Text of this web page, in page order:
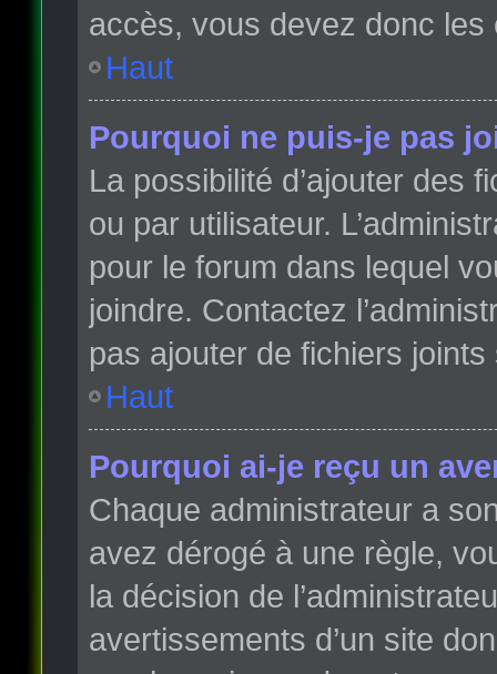
accès, vous devez donc les
Haut
Pourquoi ne puis-je pas
La possibilité d’ajouter des
ou par utilisateur.
pour le forum dans lequel
joindre. Contactez
pas ajouter de fichiers
Haut
Pourquoi ai-je reçu un
Chaque administrateur a
avez dérogé à une règle,
la décision de
avertissements d’un site